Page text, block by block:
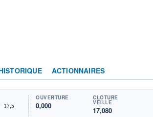
ACTIONNAIRES
17,5
OUVERTURE
0,000
CLÔTURE
VEILLE
17,080